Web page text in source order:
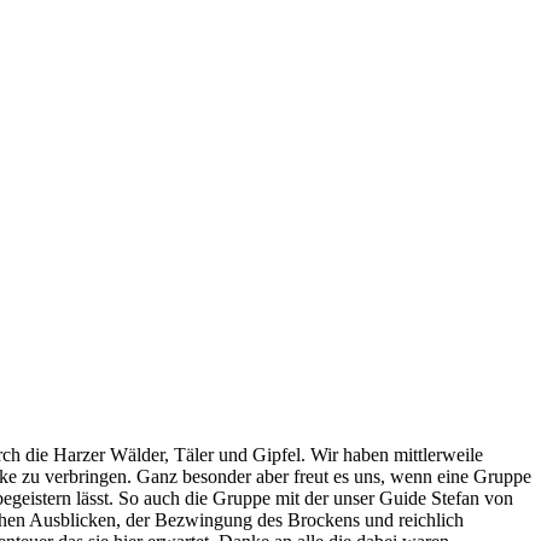
die Harzer Wälder, Täler und Gipfel. Wir haben mittlerweile
zu verbringen. Ganz besonder aber freut es uns, wenn eine Gruppe
lässt. So auch die Gruppe mit der unser Guide Stefan von
Ausblicken, der Bezwingung des Brockens und reichlich